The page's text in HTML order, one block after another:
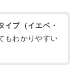
イプ（イエベ・
もわかりやすい